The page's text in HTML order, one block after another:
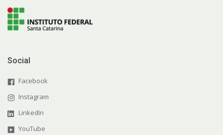
Social
Facebook
Instagram
LinkedIn
YouTube